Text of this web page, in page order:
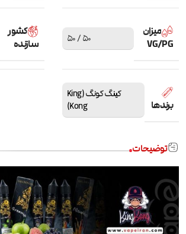
میزان
VG/PG
50 / 50
کشور
سازنده
برندها
کینگ کونگ (King
Kong)
توضیحات